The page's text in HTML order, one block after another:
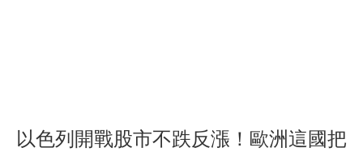
以色列開戰股市不跌反漲！歐洲這國把